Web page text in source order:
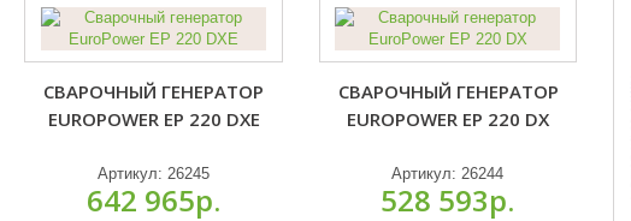
СВАРОЧНЫЙ ГЕНЕРАТОР
EUROPOWER EP 220 DXE
Артикул: 26245
642 965р.
СВАРОЧНЫЙ ГЕНЕРАТОР
EUROPOWER EP 220 DX
Артикул:26244
528 593р.